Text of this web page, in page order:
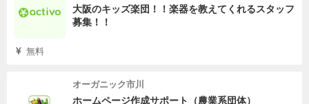
大阪のキッズ楽団！！楽器を教えてくれるスタッフ
募集！！
無料
オーガニック市川
ホームページ作成サポート（農業系団体）